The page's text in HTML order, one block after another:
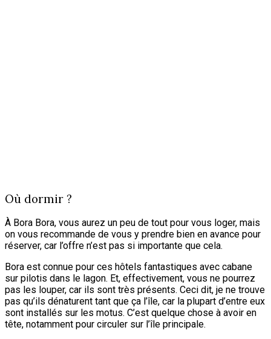
Où dormir ?
À Bora Bora, vous aurez un peu de tout pour vous loger, mais
on vous recommande de vous y prendre bien en avance pour
réserver, car l’offre n’est pas si importante que cela.
Bora est connue pour ces hôtels fantastiques avec cabane
sur pilotis dans le lagon. Et, effectivement, vous ne pourrez
pas les louper, car ils sont très présents. Ceci dit, je ne trouve
pas qu’ils dénaturent tant que ça l’île, car la plupart d’entre eux
sont installés sur les motus. C’est quelque chose à avoir en
tête, notamment pour circuler sur l’île principale.